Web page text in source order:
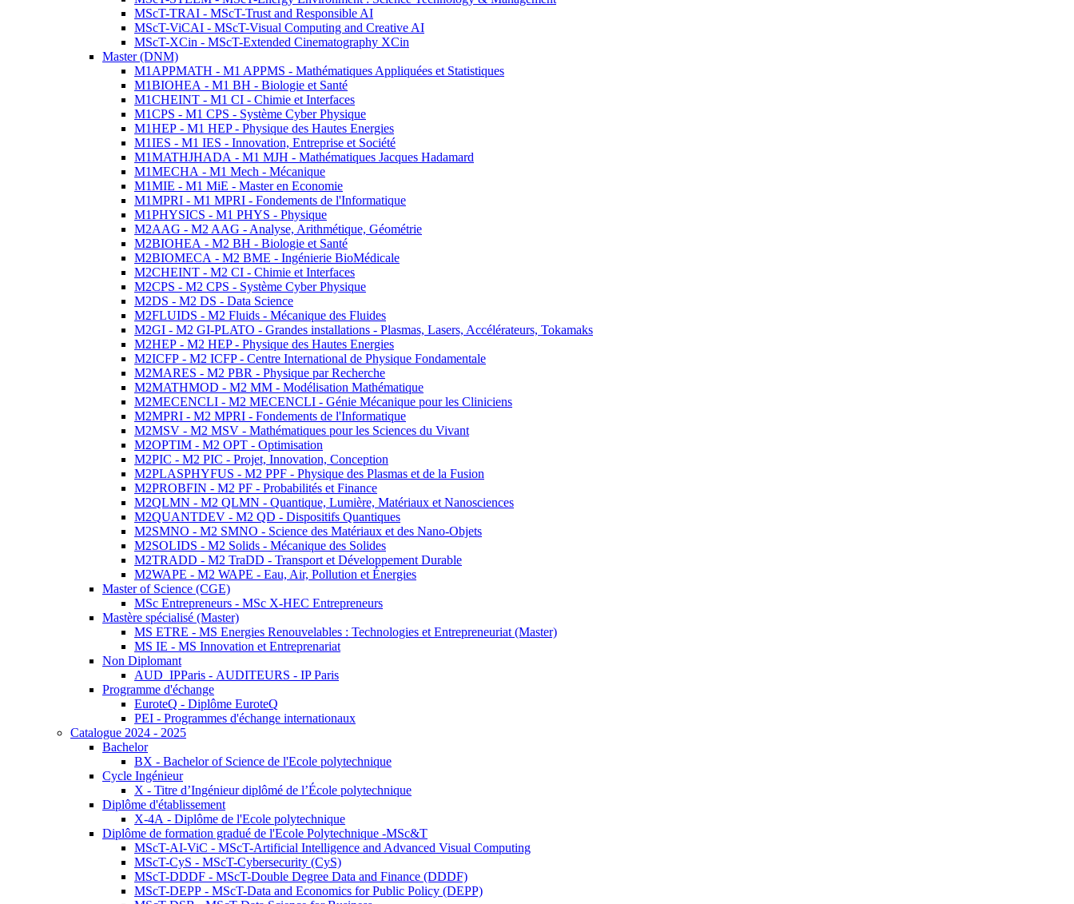
MScT-TRAI - MScT-Trust and Responsible AI
MScT-ViCAI - MScT-Visual Computing and Creative AI
MScT-XCin - MScT-Extended Cinematography XCin
Master (DNM)
M1APPMATH - M1 APPMS - Mathématiques Appliquées et Statistiques
M1BIOHEA - M1 BH - Biologie et Santé
M1CHEINT - M1 CI - Chimie et Interfaces
M1CPS - M1 CPS - Système Cyber Physique
M1HEP - M1 HEP - Physique des Hautes Energies
M1IES - M1 IES - Innovation, Entreprise et Société
M1MATHJHADA - M1 MJH - Mathématiques Jacques Hadamard
M1MECHA - M1 Mech - Mécanique
M1MIE - M1 MiE - Master en Economie
M1MPRI - M1 MPRI - Fondements de l'Informatique
M1PHYSICS - M1 PHYS - Physique
M2AAG - M2 AAG - Analyse, Arithmétique, Géométrie
M2BIOHEA - M2 BH - Biologie et Santé
M2BIOMECA - M2 BME - Ingénierie BioMédicale
M2CHEINT - M2 CI - Chimie et Interfaces
M2CPS - M2 CPS - Système Cyber Physique
M2DS - M2 DS - Data Science
M2FLUIDS - M2 Fluids - Mécanique des Fluides
M2GI - M2 GI-PLATO - Grandes installations - Plasmas, Lasers, Accélérateurs, Tokamaks
M2HEP - M2 HEP - Physique des Hautes Energies
M2ICFP - M2 ICFP - Centre International de Physique Fondamentale
M2MARES - M2 PBR - Physique par Recherche
M2MATHMOD - M2 MM - Modélisation Mathématique
M2MECENCLI - M2 MECENCLI - Génie Mécanique pour les Cliniciens
M2MPRI - M2 MPRI - Fondements de l'Informatique
M2MSV - M2 MSV - Mathématiques pour les Sciences du Vivant
M2OPTIM - M2 OPT - Optimisation
M2PIC - M2 PIC - Projet, Innovation, Conception
M2PLASPHYFUS - M2 PPF - Physique des Plasmas et de la Fusion
M2PROBFIN - M2 PF - Probabilités et Finance
M2QLMN - M2 QLMN - Quantique, Lumière, Matériaux et Nanosciences
M2QUANTDEV - M2 QD - Dispositifs Quantiques
M2SMNO - M2 SMNO - Science des Matériaux et des Nano-Objets
M2SOLIDS - M2 Solids - Mécanique des Solides
M2TRADD - M2 TraDD - Transport et Développement Durable
M2WAPE - M2 WAPE - Eau, Air, Pollution et Énergies
Master of Science (CGE)
MSc Entrepreneurs - MSc X-HEC Entrepreneurs
Mastère spécialisé (Master)
MS ETRE - MS Energies Renouvelables : Technologies et Entrepreneuriat (Master)
MS IE - MS Innovation et Entreprenariat
Non Diplomant
AUD_IPParis - AUDITEURS - IP Paris
Programme d'échange
EuroteQ - Diplôme EuroteQ
PEI - Programmes d'échange internationaux
Catalogue 2024 - 2025
Bachelor
BX - Bachelor of Science de l'Ecole polytechnique
Cycle Ingénieur
X - Titre d’Ingénieur diplômé de l’École polytechnique
Diplôme d'établissement
X-4A - Diplôme de l'Ecole polytechnique
Diplôme de formation gradué de l'Ecole Polytechnique -MSc&T
MScT-AI-ViC - MScT-Artificial Intelligence and Advanced Visual Computing
MScT-CyS - MScT-Cybersecurity (CyS)
MScT-DDDF - MScT-Double Degree Data and Finance (DDDF)
MScT-DEPP - MScT-Data and Economics for Public Policy (DEPP)